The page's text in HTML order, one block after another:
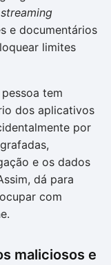
streaming
e documentários
limites
tem
dos aplicativos
por
e os dados
dá para
com
maliciosos e